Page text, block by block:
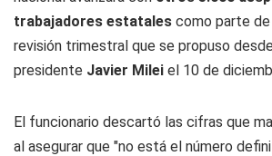
trabajadores estatales como parte
revisión trimestral que se propuso
presidente Javier Milei el 10 de
El funcionario descartó las cifras que
al asegurar que "no está el número